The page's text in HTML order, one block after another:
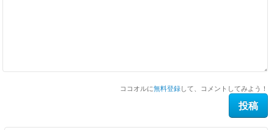
ココオルに無料登録して、コメントしてみよう！